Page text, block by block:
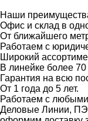
Наши
Офис и склад в
От ближайшего
Работаем с
Широкий
В линейке более
Гарантия на всю
От 1 года до 5 лет.
Работаем с
Деловые Линии,